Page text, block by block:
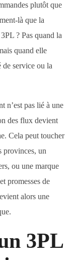
plutôt que
là que la
? Pas quand la
quand elle
de service ou la
n’est pas lié à une
des flux devient
Cela peut toucher
provinces, un
ou une marque
promesses de
alors une
3PL